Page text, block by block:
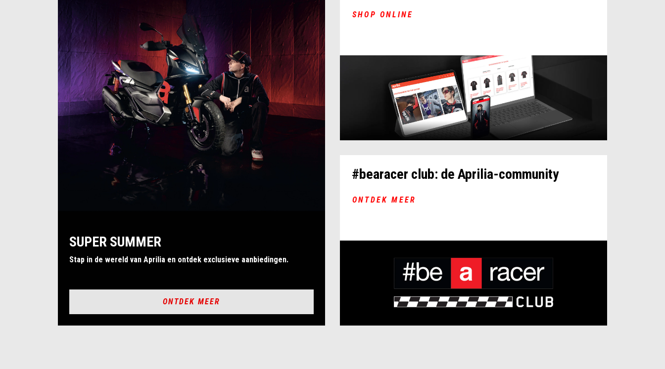
SUPER SUMMER
Stap in de wereld van Aprilia en ontdek exclusieve aanbiedingen.
ONTDEK MEER
SHOP ONLINE
#bearacer club: de Aprilia-community
ONTDEK MEER